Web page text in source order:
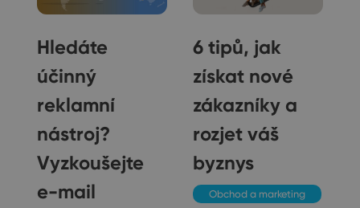
Hledáte
účinný
reklamní
nástroj?
Vyzkoušejte
e-mail
6 tipů, jak
získat nové
zákazníky a
rozjet váš
byznys
Obchod a marketing